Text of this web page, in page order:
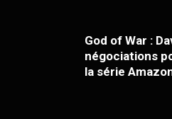
God of War :
négociations
la série